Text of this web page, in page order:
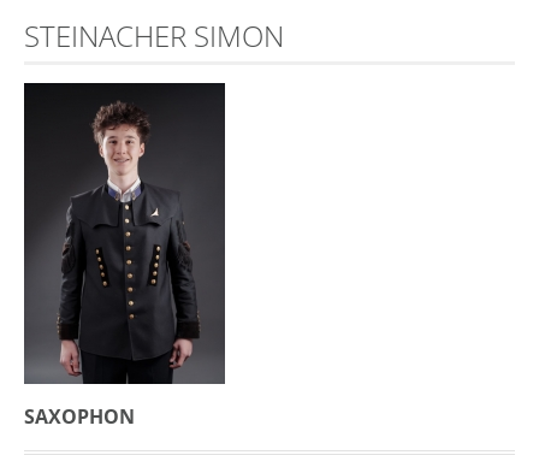
STEINACHER SIMON
SAXOPHON